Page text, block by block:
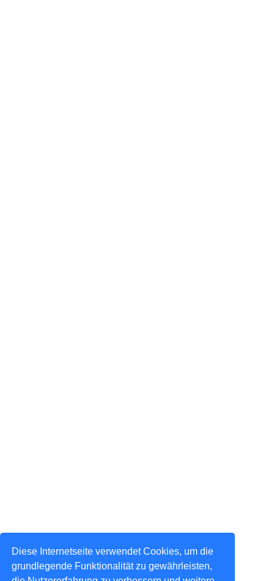
Diese Internetseite verwendet Cookies, um die
grundlegende Funktionalität zu gewährleisten,